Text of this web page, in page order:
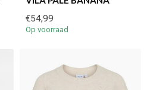
€54,99
Op voorraad